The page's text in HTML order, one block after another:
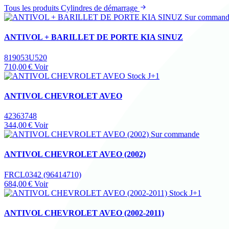
Tous les produits Cylindres de démarrage
Sur
ANTIVOL + BARILLET DE PORTE KIA SINUZ
819053U520
710,00 € Voir
Stock J+1
ANTIVOL CHEVROLET AVEO
42363748
344,00 € Voir
Sur commande
ANTIVOL CHEVROLET AVEO (2002)
FRCL0342 (96414710)
684,00 € Voir
Stock J+1
ANTIVOL CHEVROLET AVEO (2002-2011)